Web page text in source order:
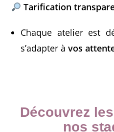
Tarification
Chaque atelier est
s’adapter àvos
Découvrez
nos